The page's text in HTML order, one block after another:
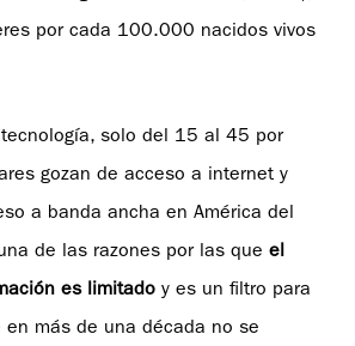
por cada 100.000 nacidos vivos
solo del 15 al 45 por
gozan de acceso a internet y
a banda ancha en América del
de las razones por las que el
es limitado y es un filtro para
en más de una década no se